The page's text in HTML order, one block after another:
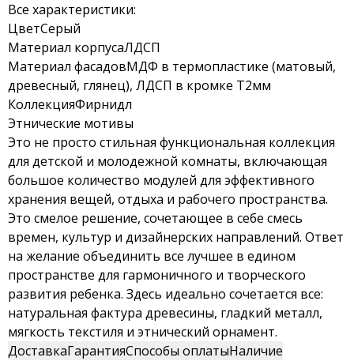
Все характеристики:
ЦветСерый
Материал корпусаЛДСП
Материал фасадовМДФ в термопластике (матовый,
древесный, глянец), ЛДСП в кромке Т2мм
КоллекцияФирнидл
Этнические мотивы
Это не просто стильная функциональная коллекция
для детской и молодежной комнаты, включающая
большое количество модулей для эффективного
хранения вещей, отдыха и рабочего пространства.
Это смелое решение, сочетающее в себе смесь
времен, культур и дизайнерских направлений. Ответ
на желание объединить все лучшее в едином
пространстве для гармоничного и творческого
развития ребенка. Здесь идеально сочетается все:
натуральная фактура древесины, гладкий металл,
мягкость текстиля и этнический орнамент.
ДоставкаГарантияСпособы оплатыНаличие